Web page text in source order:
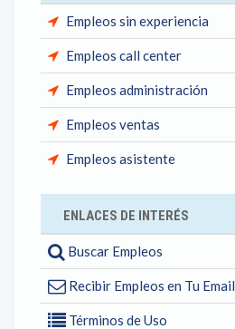
Empleos sin experiencia
Empleos call center
Empleos administración
Empleos ventas
Empleos asistente
ENLACES DE INTERÉS
Buscar Empleos
Recibir Empleos en Tu Email
Términos de Uso